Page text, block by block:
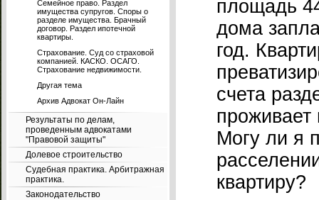
Семейное право. Раздел
имущества супругов. Споры о
разделе имущества. Брачный
договор. Раздел ипотечной
квартиры.
Страхование. Суд со страховой
компанией. КАСКО. ОСАГО.
Страхование недвижимости.
Другая тема
Архив Адвокат Он-Лайн
Результаты по делам,
проведенным адвокатами
"Правовой защиты"
Долевое строительство
Судебная практика. Арбитражная
практика.
Законодательство
площадь
дома
год.
счета
проживает
Могу ли я
квартиру?